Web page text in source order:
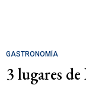
GASTRONOMÍA
3 lugares